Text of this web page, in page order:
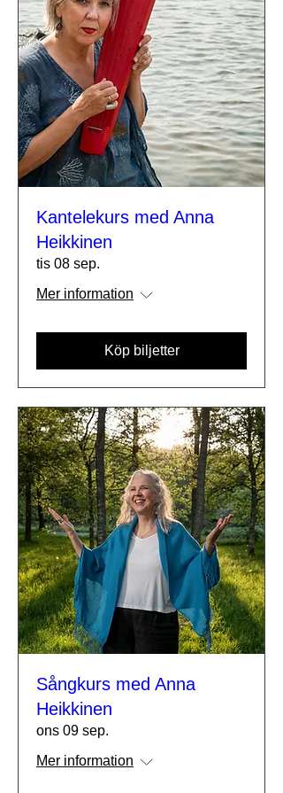
Kantelekurs med Anna
Heikkinen
tis 08 sep.
Mer information
Köp biljetter
Sångkurs med Anna
Heikkinen
ons 09 sep.
Mer information